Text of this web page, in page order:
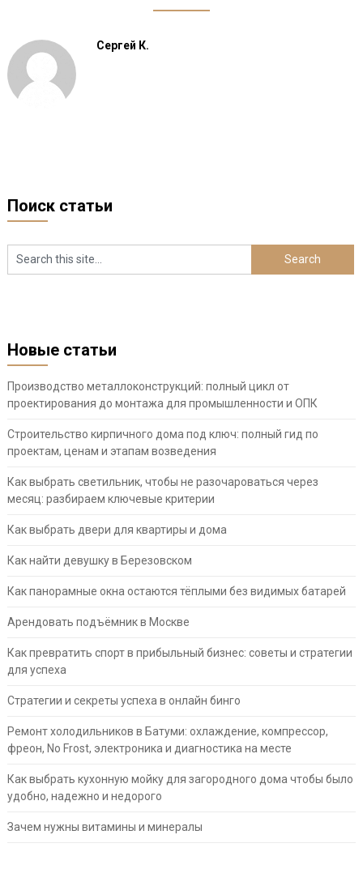
Сергей К.
Поиск статьи
Новые статьи
Производство металлоконструкций: полный цикл от
проектирования до монтажа для промышленности и ОПК
Строительство кирпичного дома под ключ: полный гид по
проектам, ценам и этапам возведения
Как выбрать светильник, чтобы не разочароваться через
месяц: разбираем ключевые критерии
Как выбрать двери для квартиры и дома
Как найти девушку в Березовском
Как панорамные окна остаются тёплыми без видимых батарей
Арендовать подъёмник в Москве
Как превратить спорт в прибыльный бизнес: советы и стратегии
для успеха
Стратегии и секреты успеха в онлайн бинго
Ремонт холодильников в Батуми: охлаждение, компрессор,
фреон, No Frost, электроника и диагностика на месте
Как выбрать кухонную мойку для загородного дома чтобы было
удобно, надежно и недорого
Зачем нужны витамины и минералы